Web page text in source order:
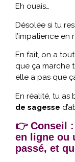
Eh ouais…
Désolée si tu
l’impatience en
En fait, on a
que ça marche
elle a pas que
En réalité, tu as
de sagesse
👉 Conseil
en ligne ou
passé, et